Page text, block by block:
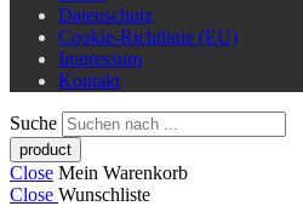
Datenschutz
Cookie-Richtlinie (EU)
Impressum
Kontakt
Suche
Close Mein Warenkorb
Close Wunschliste